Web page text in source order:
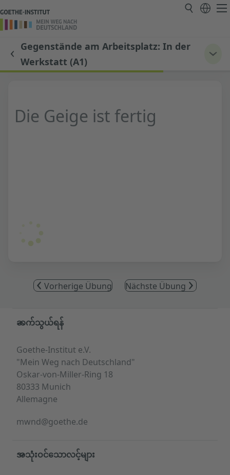
Gegenstände am Arbeitsplatz: In der
Werkstatt (A1)
Die Geige ist fertig
Vorherige Übung Nächste Übung
Service- und Informationsbereich
ဆက်သွယ်ရန်
Goethe-Institut e.V.
"Mein Weg nach Deutschland"
Oskar-von-Miller-Ring 18
80333 Munich
Allemagne
mwnd@goethe.de
အသုံးဝင်သောလင့်များ